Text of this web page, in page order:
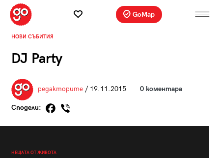
GoMap
НОВИ СЪБИТИЯ
DJ Party
редакторите/ 19.11.2015 0 коментара
Сподели:
НЕЩАТА ОТ ЖИВОТА